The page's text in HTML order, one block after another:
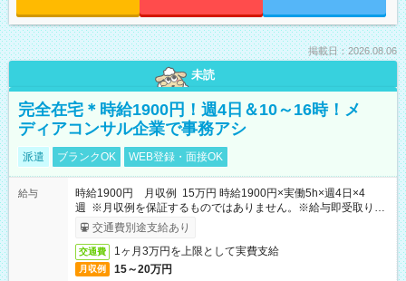
掲載日：2026.08.06
未読
完全在宅＊時給1900円！週4日＆10～16時！メ
ディアコンサル企業で事務アシ
派遣 ブランクOK WEB登録・面接OK
給与
時給1900円 月収例 15万円 時給1900円×実働5h×週4日×4
週 ※月収例を保証するものではありません。※給与即受取りサ
ービス利用可（利用条件有）
交通費別途支給あり
交通費 1ヶ月3万円を上限として実費支給
月収例 15～20万円